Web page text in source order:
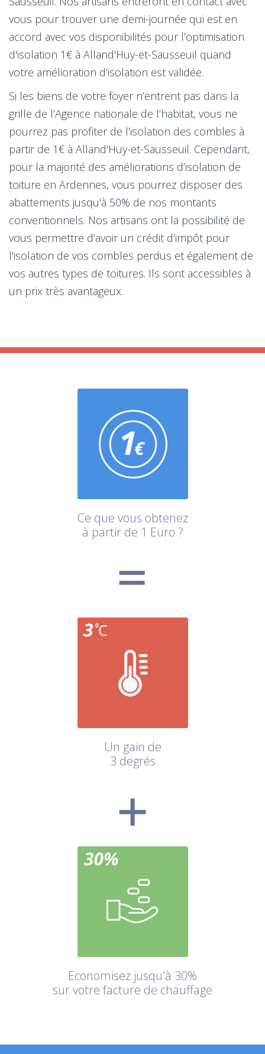
vous pour trouver une demi-journée qui est en
accord avec vos disponibilités pour l’optimisation
d'isolation 1€ à Alland'Huy-et-Sausseuil quand
votre amélioration d’isolation est validée.
Si les biens de votre foyer n’entrent pas dans la
grille de l’Agence nationale de l’habitat, vous ne
pourrez pas profiter de l’isolation des combles à
partir de 1€ à Alland'Huy-et-Sausseuil. Cependant,
pour la majorité des améliorations d’isolation de
toiture en Ardennes, vous pourrez disposer des
abattements jusqu'à 50% de nos montants
conventionnels. Nos artisans ont la possibilité de
vous permettre d’avoir un crédit d’impôt pour
l'isolation de vos combles perdus et également de
vos autres types de toitures. Ils sont accessibles à
un prix très avantageux.
Ce que vous obtenez
à partir de 1 Euro ?
Un gain de
3 degrés
Economisez jusqu'à 30%
sur votre facture de chauffage